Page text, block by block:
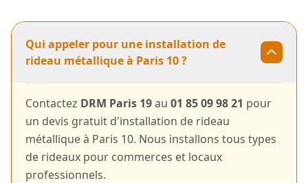
Qui appeler pour une installation de
rideau métallique à Paris 10 ?
Contactez DRM Paris 19au 01 85 09 98 21 pour
un devis gratuit d'installation de rideau
métallique à Paris 10. Nous installons tous types
de rideaux pour commerces et locaux
professionnels.